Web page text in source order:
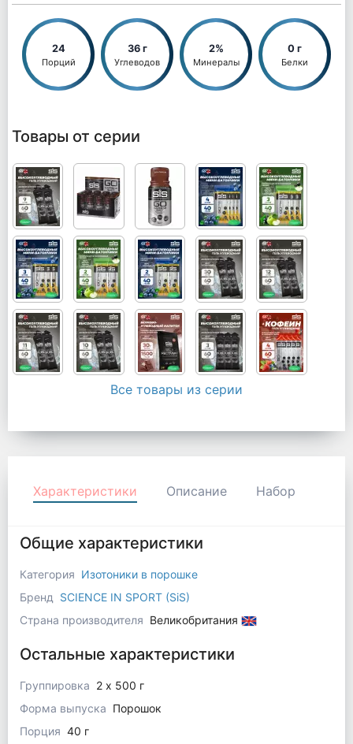
24
Порций
36 г
Углеводов
2%
Минералы
0 г
Белки
Товары от серии
Все товары из серии
Характеристики Описание Набор
Общие характеристики
Категория Изотоники в порошке
Бренд
SCIENCE IN SPORT (SiS)
Страна производителя Великобритания
Остальные характеристики
Группировка 2 x 500 г
Форма выпуска Порошок
Порция 40 г